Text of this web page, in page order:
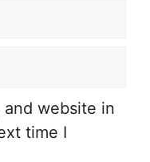
and website in
time I